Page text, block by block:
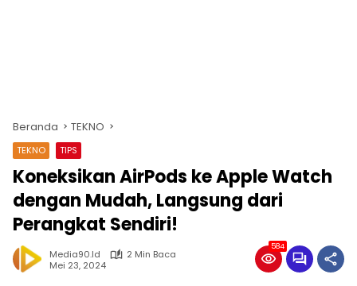
Beranda TEKNO
TEKNO TIPS
Koneksikan AirPods ke Apple Watch
dengan Mudah, Langsung dari
Perangkat Sendiri!
Media90.id
2 Min Baca
Mei 23, 2024
584